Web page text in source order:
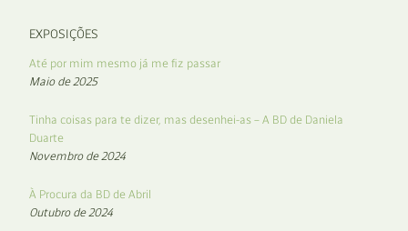
EXPOSIÇÕES
Até por mim mesmo já me fiz passar
Maio de 2025
Tinha coisas para te dizer, mas desenhei-as – A BD de Daniela
Duarte
Novembro de 2024
À Procura da BD de Abril
Outubro de 2024